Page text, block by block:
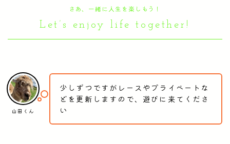
さあ、一緒に人生を楽しもう！
Let’s enjoy life together!
山田くん
少しずつですがレースやプライベートな
どを更新しますので、遊びに来てくださ
い